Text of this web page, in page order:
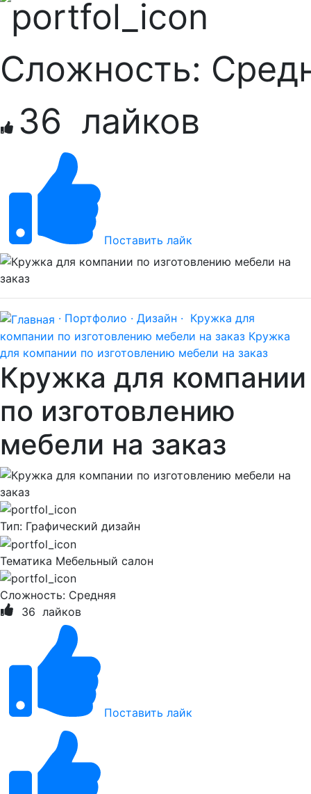
Сложность:
36 лайков
Поставить лайк
· Портфолио · Дизайн · Кружка для
компании по изготовлению мебели на заказ Кружка
для компании по изготовлению мебели на заказ
Кружка для компании
по изготовлению
мебели на заказ
Тип: Графический дизайн
Тематика Мебельный салон
Сложность: Cредняя
36 лайков
Поставить лайк